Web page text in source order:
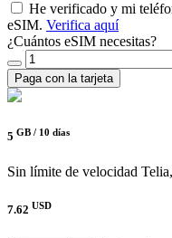
He verificado y mi
eSIM. Verifica aquí
¿Cuántos eSIM necesitas?
Paga con la tarjeta
5 GB / 10 días
Sin límite de velocidad
7.62 USD